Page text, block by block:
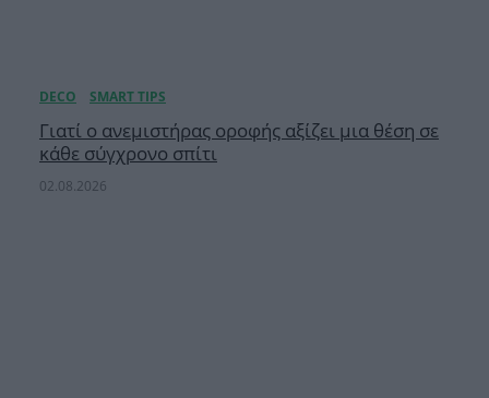
Γιατί ο ανεμιστήρας οροφής αξίζει μια θέση σε
κάθε σύγχρονο σπίτι
02.08.2026